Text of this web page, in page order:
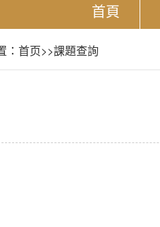
首頁
： 首页>>課題查詢